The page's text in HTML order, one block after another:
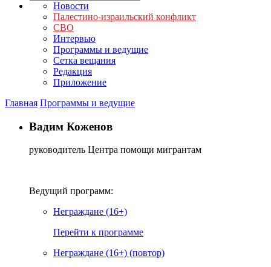
Новости
Палестино-израильский конфликт
СВО
Интервью
Программы и ведущие
Сетка вещания
Редакция
Приложение
Главная Программы и ведущие
Вадим Коженов
руководитель Центра помощи мигрантам
Ведущий программ:
Неграждане (16+)
Перейти к программе
Неграждане (16+) (повтор)